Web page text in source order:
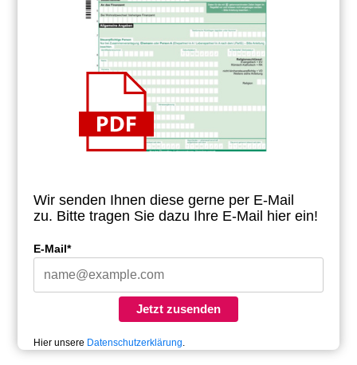
Wir senden Ihnen diese gerne per E-Mail
zu. Bitte tragen Sie dazu Ihre E-Mail hier ein!
E-Mail*
Jetzt zusenden
Hier unsere Datenschutzerklärung.